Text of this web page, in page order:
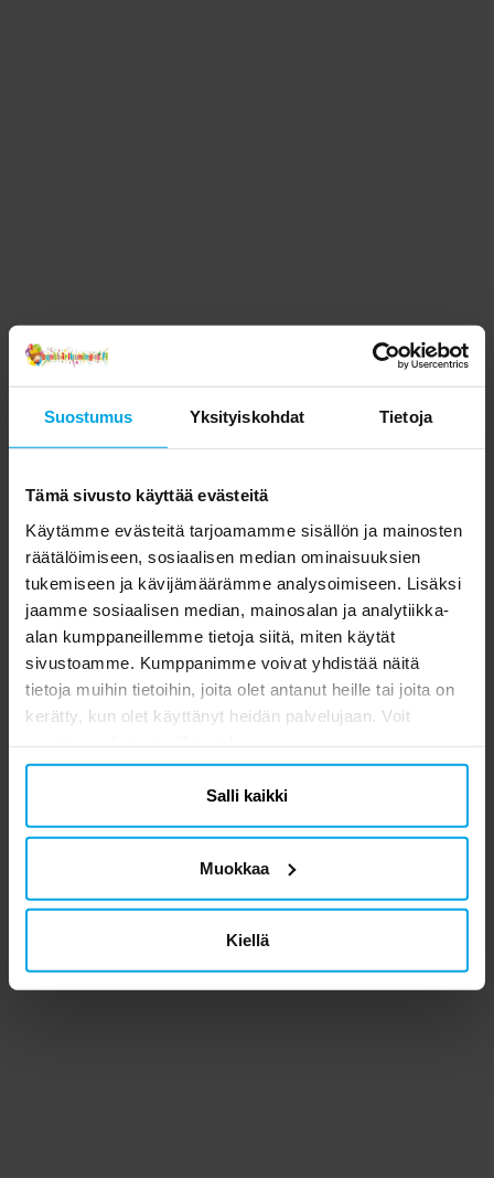
Suostumus Yksityiskohdat Tietoja
Tämä sivusto käyttää evästeitä
Käytämme evästeitä tarjoamamme sisällön ja mainosten
räätälöimiseen, sosiaalisen median ominaisuuksien
tukemiseen ja kävijämäärämme analysoimiseen. Lisäksi
jaamme sosiaalisen median, mainosalan ja analytiikka-
alan kumppaneillemme tietoja siitä, miten käytät
sivustoamme. Kumppanimme voivat yhdistää näitä
tietoja muihin tietoihin, joita olet antanut heille tai joita on
kerätty, kun olet käyttänyt heidän palvelujaan. Voit
Salli kaikki
Muokkaa
Kiellä